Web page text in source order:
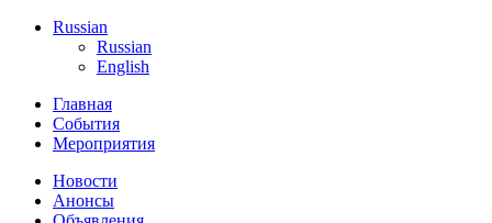
Russian
Russian
English
Главная
События
Мероприятия
Новости
Анонсы